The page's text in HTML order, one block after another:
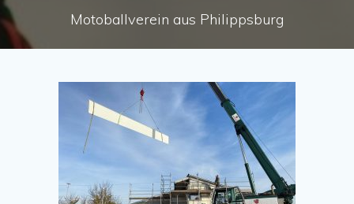
Motoballverein aus Philippsburg